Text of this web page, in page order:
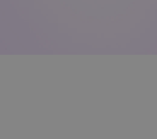
Лаб», УНП 191700409
г. Минск, улица Толбухина, 2,